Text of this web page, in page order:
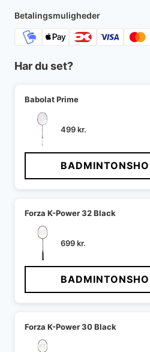
999 kr..
Betalingsmuligheder
Har du set?
Babolat Prime
499kr.
Forza K-Power 32 Black
699kr.
Forza K-Power 30 Black